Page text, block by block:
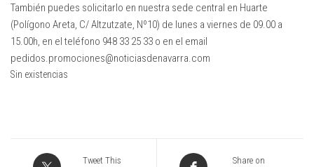
También puedes solicitarlo en nuestra sede central en Huarte
(Polígono Areta, C/ Altzutzate, Nº10) de lunes a viernes de 09.00 a
15.00h, en el teléfono 948 33 25 33 o en el email
pedidos.promociones@noticiasdenavarra.com
Sin existencias
Tweet This
Share on